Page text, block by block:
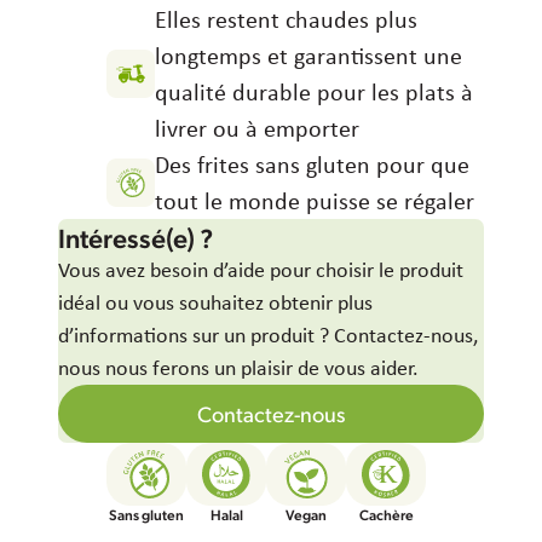
Latin America
Portugal
Romania
Spain
Sweden
The Netherlands
United Kingdom & Ireland
Elles restent chaudes plus
longtemps et garantissent une
qualité durable pour les plats à
livrer ou à emporter
Des frites sans gluten pour que
tout le monde puisse se régaler
Intéressé(e) ?
Vous avez besoin d’aide pour choisir le produit
idéal ou vous souhaitez obtenir plus
d’informations sur un produit ? Contactez-nous,
nous nous ferons un plaisir de vous aider.
Contactez-nous
Sans gluten Halal Vegan Cachère